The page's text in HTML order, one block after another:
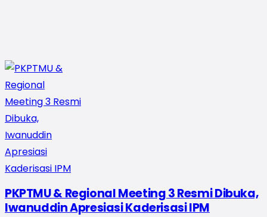
PKPTMU & Regional Meeting 3 Resmi Dibuka,
Iwanuddin Apresiasi Kaderisasi IPM